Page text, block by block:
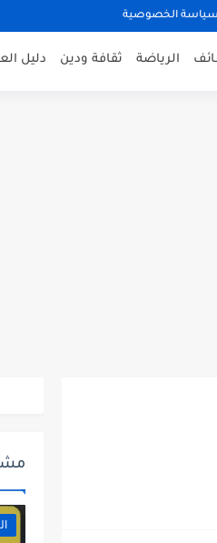
سياسة الخصوصية
الرياضة ثقافة ودين دليل